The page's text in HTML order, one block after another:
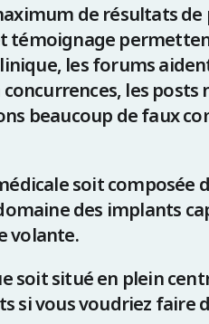
de résultats
témoignage
les forums
les
beaucoup de faux
soit
des implants
volante.
soit situé en plein
si vous voudriez faire